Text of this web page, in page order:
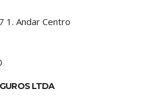
1. Andar Centro
LTDA